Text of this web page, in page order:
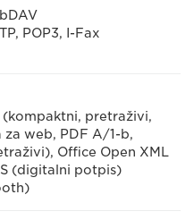
POP3, I-Fax
(kompaktni, pretraživi,
web, PDF A/1-b,
Office Open XML
(digitalni potpis)